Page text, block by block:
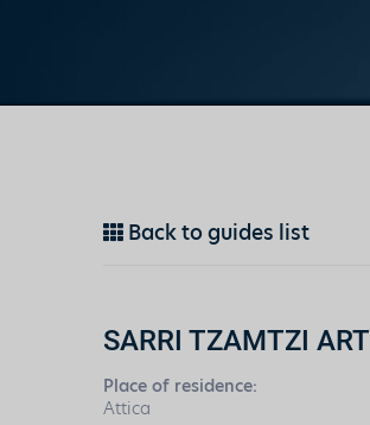
Back to guides list
SARRI TZAMTZI
Place of residence:
Attica